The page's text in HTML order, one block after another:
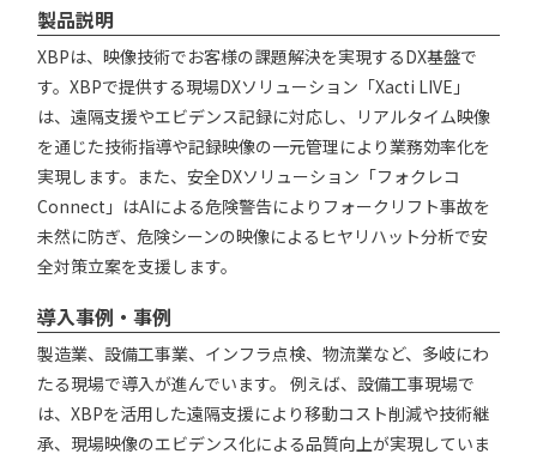
製品説明
XBPは、映像技術でお客様の課題解決を実現するDX基盤で
す。XBPで提供する現場DXソリューション「Xacti LIVE」
は、遠隔支援やエビデンス記録に対応し、リアルタイム映像
を通じた技術指導や記録映像の一元管理により業務効率化を
実現します。また、安全DXソリューション「フォクレコ
Connect」はAIによる危険警告によりフォークリフト事故を
未然に防ぎ、危険シーンの映像によるヒヤリハット分析で安
全対策立案を支援します。
導入事例・事例
製造業、設備工事業、インフラ点検、物流業など、多岐にわ
たる現場で導入が進んでいます。 例えば、設備工事現場で
は、XBPを活用した遠隔支援により移動コスト削減や技術継
承、現場映像のエビデンス化による品質向上が実現していま